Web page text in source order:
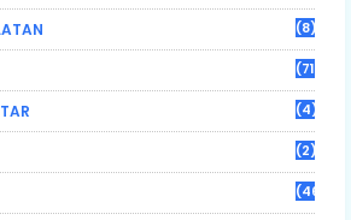
(8)
(71)
(4)
(2)
(46)